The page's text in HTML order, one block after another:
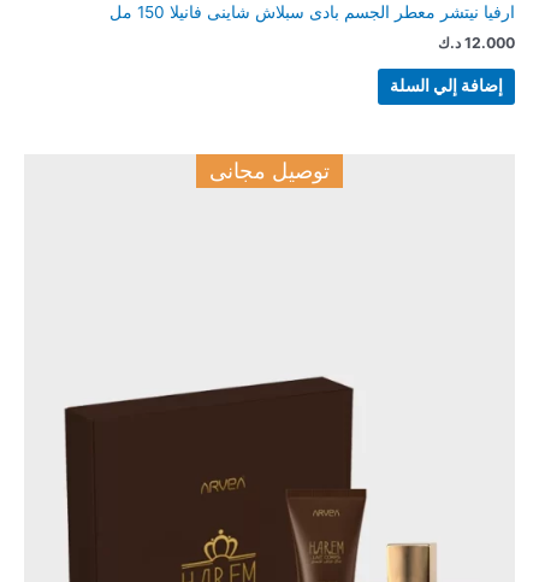
ارفيا نيتشر معطر الجسم بادى سبلاش شاينى فانيلا 150 مل
12.000 د.ك
إضافة إلي السلة
توصيل مجانى